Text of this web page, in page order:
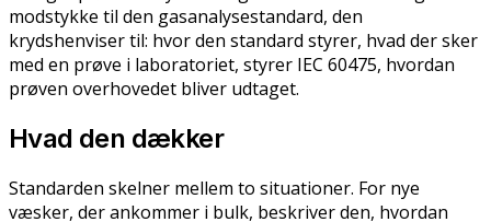
modstykke til den gasanalysestandard, den
krydshenviser til: hvor den standard styrer, hvad der sker
med en prøve i laboratoriet, styrer IEC 60475, hvordan
prøven overhovedet bliver udtaget.
Hvad den dækker
Standarden skelner mellem to situationer. For nye
væsker, der ankommer i bulk, beskriver den, hvordan